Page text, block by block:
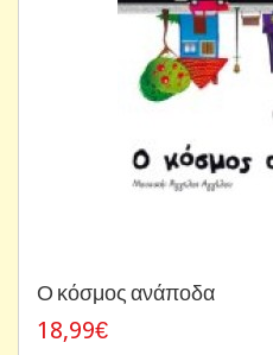
Ο κόσμος ανάποδα
18,99€